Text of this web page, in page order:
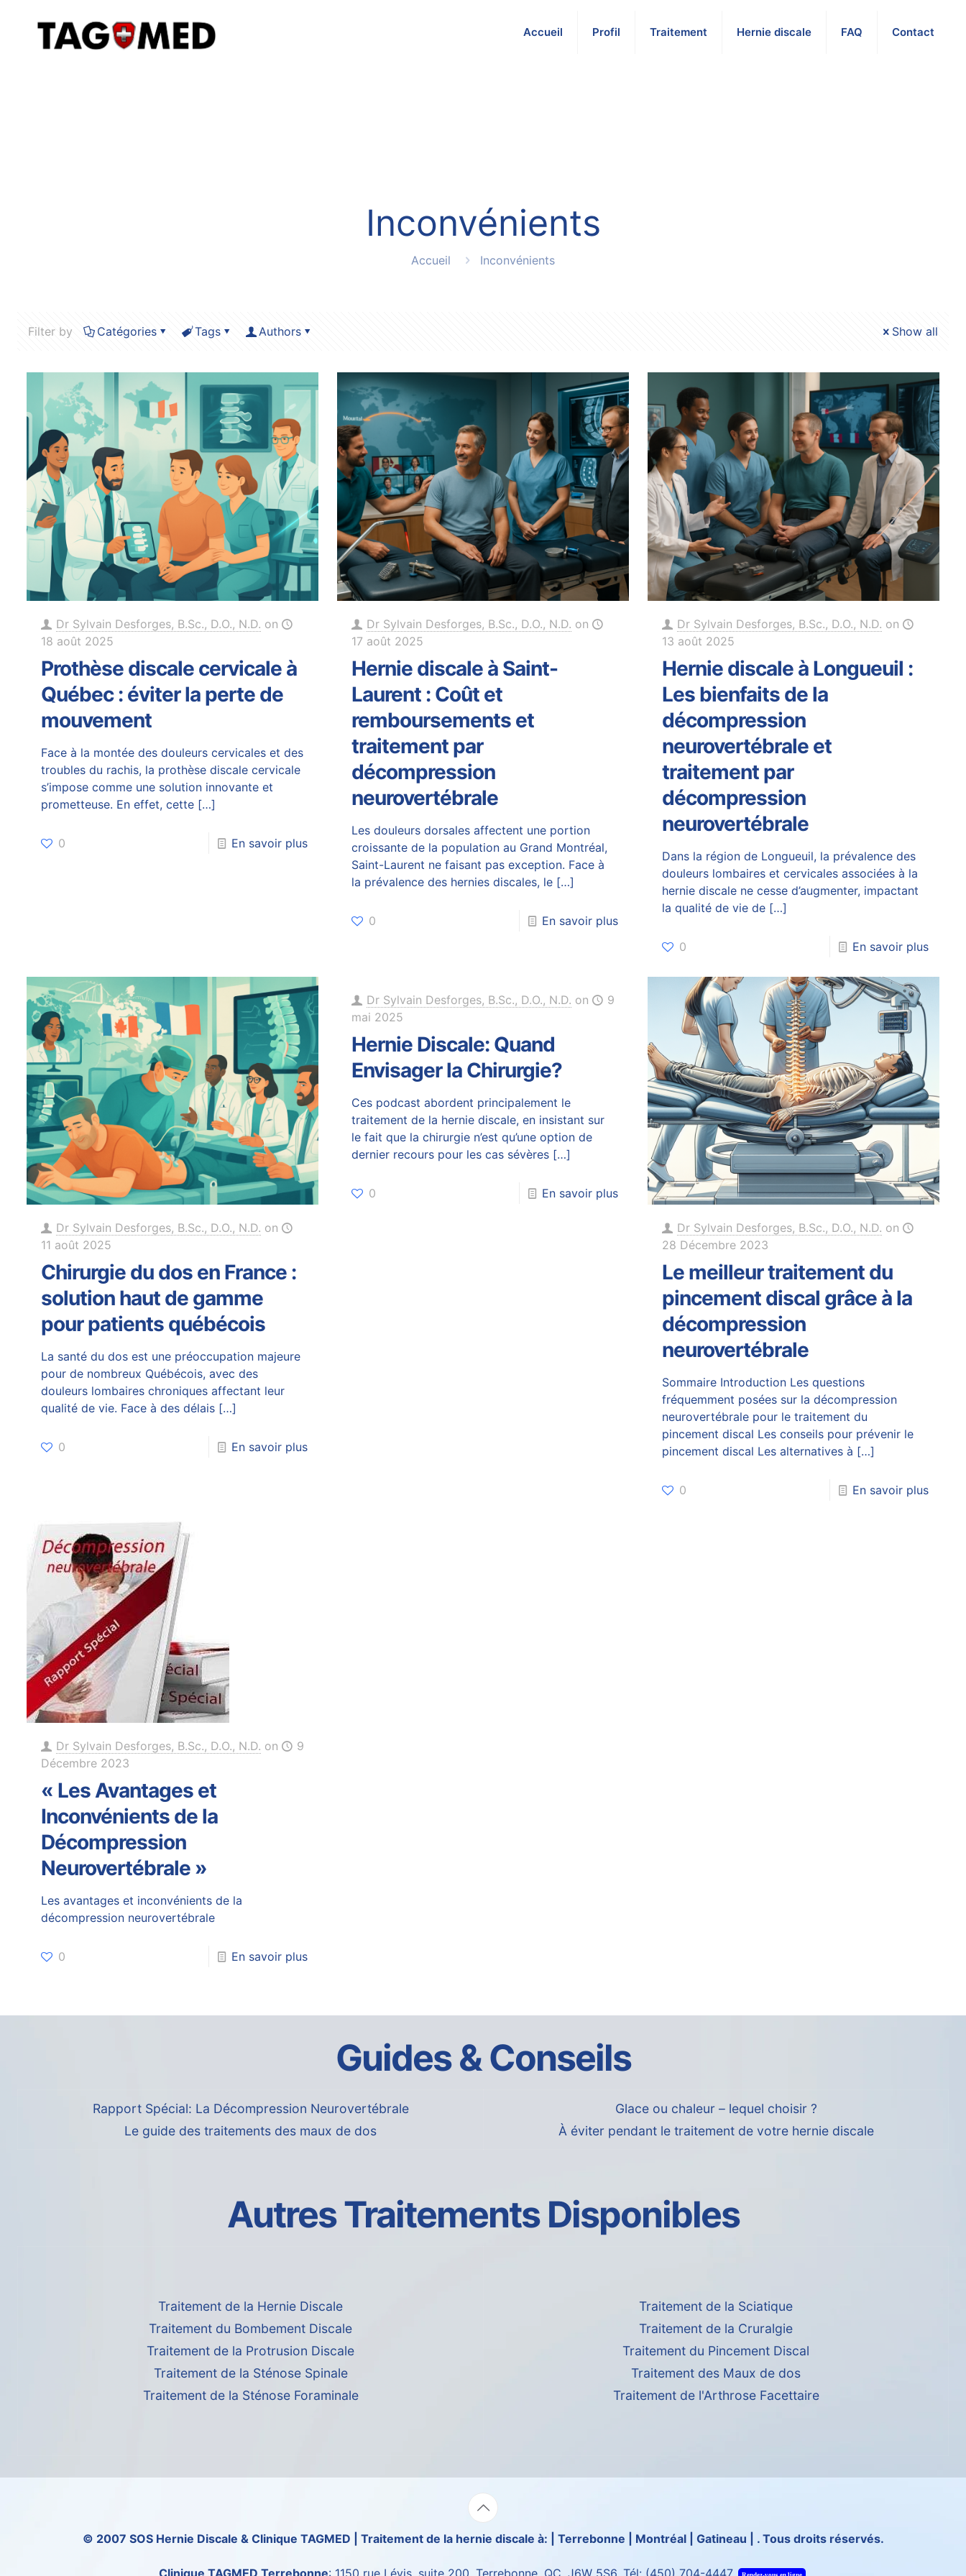
Accueil Profil Traitement Hernie discale FAQ Contact
Inconvénients
Accueil Inconvénients
Filter by Catégories Tags Authors Show all
Dr Sylvain Desforges, B.Sc., D.O., N.D. on
18 août 2025
Prothèse discale cervicale à
Québec : éviter la perte de
mouvement
Face à la montée des douleurs cervicales et des
troubles du rachis, la prothèse discale cervicale
s’impose comme une solution innovante et
prometteuse. En effet, cette[…]
0 En savoir plus
Dr Sylvain Desforges, B.Sc., D.O., N.D. on
17 août 2025
Hernie discale à Saint-
Laurent : Coût et
remboursements et
traitement par
décompression
neurovertébrale
Les douleurs dorsales affectent une portion
croissante de la population au Grand Montréal,
Saint-Laurent ne faisant pas exception. Face à
la prévalence des hernies discales, le[…]
0 En savoir plus
Dr Sylvain Desforges, B.Sc., D.O., N.D. on
13 août 2025
Hernie discale à Longueuil :
Les bienfaits de la
décompression
neurovertébrale et
traitement par
décompression
neurovertébrale
Dans la région de Longueuil, la prévalence des
douleurs lombaires et cervicales associées à la
hernie discale ne cesse d’augmenter, impactant
la qualité de vie de[…]
0 En savoir plus
Dr Sylvain Desforges, B.Sc., D.O., N.D. on
11 août 2025
Chirurgie du dos en France :
solution haut de gamme
pour patients québécois
La santé du dos est une préoccupation majeure
pour de nombreux Québécois, avec des
douleurs lombaires chroniques affectant leur
qualité de vie. Face à des délais[…]
0 En savoir plus
Dr Sylvain Desforges, B.Sc., D.O., N.D. on
9
mai 2025
Hernie Discale: Quand
Envisager la Chirurgie?
Ces podcast abordent principalement le
traitement de la hernie discale, en insistant sur
le fait que la chirurgie n’est qu’une option de
dernier recours pour les cas sévères[…]
0 En savoir plus
Dr Sylvain Desforges, B.Sc., D.O., N.D. on
28 Décembre 2023
Le meilleur traitement du
pincement discal grâce à la
décompression
neurovertébrale
Sommaire Introduction Les questions
fréquemment posées sur la décompression
neurovertébrale pour le traitement du
pincement discal Les conseils pour prévenir le
pincement discal Les alternatives à […]
0 En savoir plus
Dr Sylvain Desforges, B.Sc., D.O., N.D. on
9
Décembre 2023
« Les Avantages et
Inconvénients de la
Décompression
Neurovertébrale »
Les avantages et inconvénients de la
décompression neurovertébrale
0 En savoir plus
Guides & Conseils
Rapport Spécial: La Décompression Neurovertébrale
Le guide des traitements des maux de dos
Glace ou chaleur – lequel choisir ?
À éviter pendant le traitement de votre hernie discale
Autres Traitements Disponibles
Traitement de la Hernie Discale
Traitement du Bombement Discale
Traitement de la Protrusion Discale
Traitement de la Sténose Spinale
Traitement de la Sténose Foraminale
Traitement de la Sciatique
Traitement de la Cruralgie
Traitement du Pincement Discal
Traitement des Maux de dos
Traitement de l'Arthrose Facettaire
© 2007 SOS Hernie Discale & Clinique TAGMED | Traitement de la hernie discale à: | Terrebonne | Montréal | Gatineau | . Tous droits réservés.